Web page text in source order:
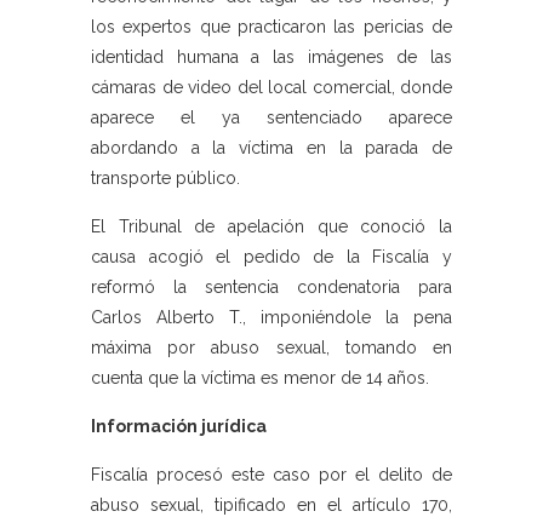
los expertos que practicaron las pericias de
identidad humana a las imágenes de las
cámaras de video del local comercial, donde
aparece el ya sentenciado aparece
abordando a la víctima en la parada de
transporte público.
El Tribunal de apelación que conoció la
causa acogió el pedido de la Fiscalía y
reformó la sentencia condenatoria para
Carlos Alberto T., imponiéndole la pena
máxima por abuso sexual, tomando en
cuenta que la víctima es menor de 14 años.
Información jurídica
Fiscalía procesó este caso por el delito de
abuso sexual, tipificado en el artículo 170,